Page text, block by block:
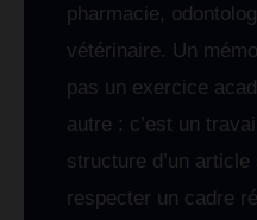
pharmacie,
vétérinaire. Un
pas un exercice
autre : c’est un
structure d’un
respecter un cadre